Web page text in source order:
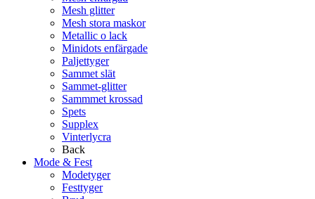
Mesh glitter
Mesh stora maskor
Metallic o lack
Minidots enfärgade
Paljettyger
Sammet slät
Sammet-glitter
Sammmet krossad
Spets
Supplex
Vinterlycra
Back
Mode & Fest
Modetyger
Festtyger